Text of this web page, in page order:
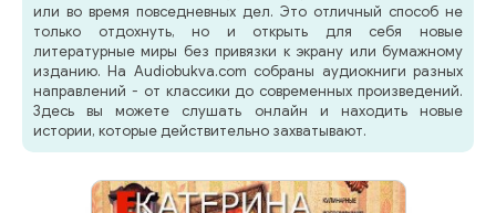
или во время повседневных дел. Это отличный способ не
только отдохнуть, но и открыть для себя новые
литературные миры без привязки к экрану или бумажному
изданию. На Audiobukva.com собраны аудиокниги разных
направлений - от классики до современных произведений.
Здесь вы можете слушать онлайн и находить новые
истории, которые действительно захватывают.